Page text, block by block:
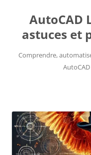
contenuAutoCAD
astuces et
Comprendre,